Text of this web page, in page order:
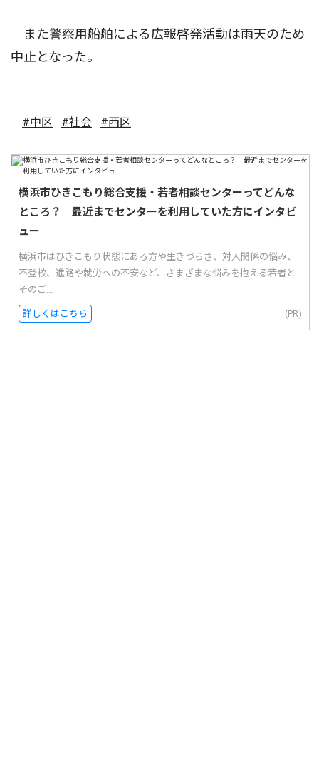
また警察用船舶による広報啓発活動は雨天のため
中止となった。
#中区 #社会 #西区
横浜市ひきこもり総合支援・若者相談センターってどんな
ところ？ 最近までセンターを利用していた方にインタビ
ュー
横浜市はひきこもり状態にある方や生きづらさ、対人関係の悩み、
不登校、進路や就労への不安など、さまざまな悩みを抱える若者と
そのご...
詳しくはこちら (PR)